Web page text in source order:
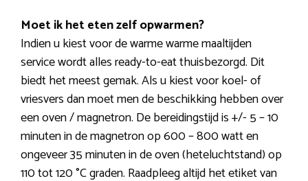
Moet ik het eten zelf opwarmen?
Indien u kiest voor de warme warme maaltijden
service wordt alles ready-to-eat thuisbezorgd. Dit
biedt het meest gemak. Als u kiest voor koel- of
vriesvers dan moet men de beschikking hebben over
een oven / magnetron. De bereidingstijd is +/- 5 – 10
minuten in de magnetron op 600 – 800 watt en
ongeveer 35 minuten in de oven (heteluchtstand) op
110 tot 120 °C graden. Raadpleeg altijd het etiket van